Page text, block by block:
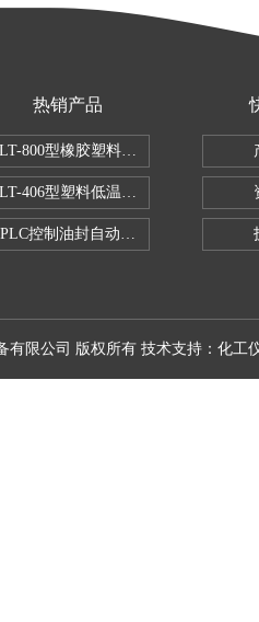
热销产品
LT-800型橡胶塑料拉伸试验机
LT-406型塑料低温脆性试验机
PLC控制油封自动修边机
有限公司 版权所有 技术支持： 化工